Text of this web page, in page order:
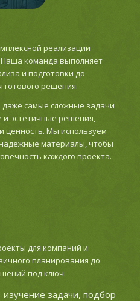
реализации
команда выполняет
и подготовки до
решения.
самые сложные задачи
эстетичные решения,
ценность. Мы используем
материалы, чтобы
каждого проекта.
для компаний и
планирования до
под ключ.
задачи, подбор